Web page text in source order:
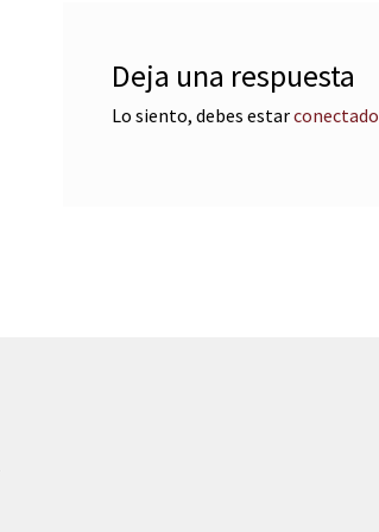
Deja una respuesta
Lo siento, debes estarconectado